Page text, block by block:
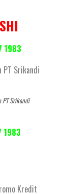
1983
PT Srikandi
1983